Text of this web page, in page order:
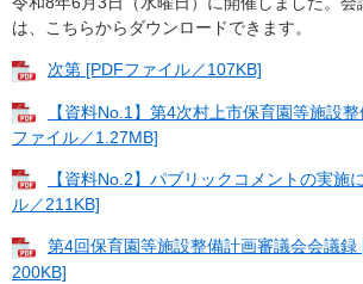
は、こちらからダウンロードできます。
次第 [PDFファイル／107KB]
【資料No.1】第4次村上市保育園等施設
ファイル／1.27MB]
【資料No.2】パブリックコメントの実施
ル／211KB]
第4回保育園等施設整備計画審議会会議録
200KB]